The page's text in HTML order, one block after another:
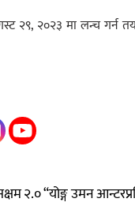
२९, २०२३ मा लन्च गर्न
२.० “योङ्ग उमन